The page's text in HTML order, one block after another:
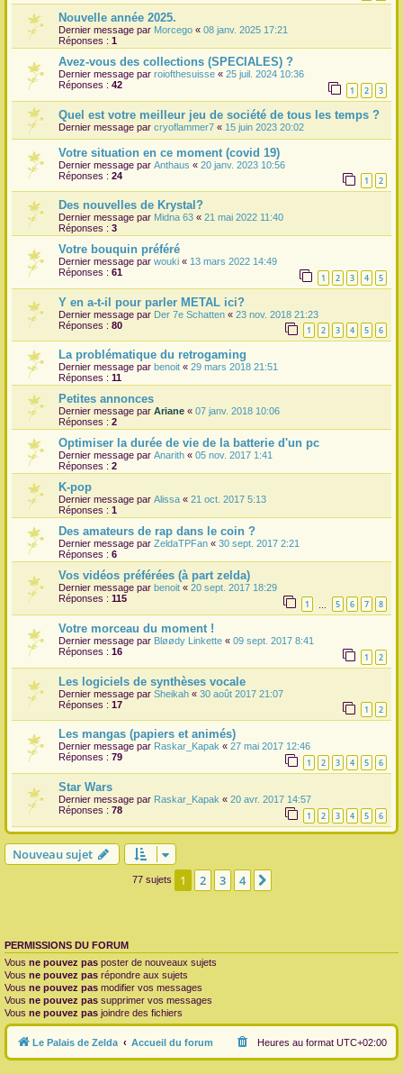
Nouvelle année 2025.
Dernier message par Morcego « 08 janv. 2025 17:21
Réponses : 1
Avez-vous des collections (SPECIALES) ?
Dernier message par roiofthesuisse « 25 juil. 2024 10:36
Réponses : 42 1 2 3
Quel est votre meilleur jeu de société de tous les temps ?
Dernier message par cryoflammer7 « 15 juin 2023 20:02
Votre situation en ce moment (covid 19)
Dernier message par Anthaus « 20 janv. 2023 10:56
Réponses : 24 1 2
Des nouvelles de Krystal?
Dernier message par Midna 63 « 21 mai 2022 11:40
Réponses : 3
Votre bouquin préféré
Dernier message par wouki « 13 mars 2022 14:49
Réponses : 61 1 2 3 4 5
Y en a-t-il pour parler METAL ici?
Dernier message par Der 7e Schatten « 23 nov. 2018 21:23
Réponses : 80 1 2 3 4 5 6
La problématique du retrogaming
Dernier message par benoit « 29 mars 2018 21:51
Réponses : 11
Petites annonces
Dernier message par Ariane « 07 janv. 2018 10:06
Réponses : 2
Optimiser la durée de vie de la batterie d'un pc
Dernier message par Anarith « 05 nov. 2017 1:41
Réponses : 2
K-pop
Dernier message par Alissa « 21 oct. 2017 5:13
Réponses : 1
Des amateurs de rap dans le coin ?
Dernier message par ZeldaTPFan « 30 sept. 2017 2:21
Réponses : 6
Vos vidéos préférées (à part zelda)
Dernier message par benoit « 20 sept. 2017 18:29
Réponses : 115 1 5 6 7 8
Votre morceau du moment !
Dernier message par Bløødy Linkette « 09 sept. 2017 8:41
Réponses : 16 1 2
Les logiciels de synthèses vocale
Dernier message par Sheikah « 30 août 2017 21:07
Réponses : 17 1 2
Les mangas (papiers et animés)
Dernier message par Raskar_Kapak « 27 mai 2017 12:46
Réponses : 79 1 2 3 4 5 6
Star Wars
Dernier message par Raskar_Kapak « 20 avr. 2017 14:57
Réponses : 78 1 2 3 4 5 6
Nouveau sujet
77 sujets 1 2 3 4
PERMISSIONS DU FORUM
Vous ne pouvez pas poster de nouveaux sujets
Vous ne pouvez pas répondre aux sujets
Vous ne pouvez pas modifier vos messages
Vous ne pouvez pas supprimer vos messages
Vous ne pouvez pas joindre des fichiers
Le Palais de Zelda Accueil du forum Heures au format UTC+02:00